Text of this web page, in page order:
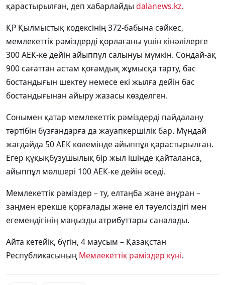
қарастырылған, деп хабарлайды dalanews.kz.
ҚР Қылмыстық кодексінің 372-бабына сәйкес,
мемлекеттік рәміздерді қорлағаны үшін кінәлілерге
300 АЕК-ке дейін айыппұл салынуы мүмкін. Сондай-ақ
900 сағаттан астам қоғамдық жұмысқа тарту, бас
бостандығын шектеу немесе екі жылға дейін бас
бостандығынан айыру жазасы көзделген.
Сонымен қатар мемлекеттік рәміздерді пайдалану
тәртібін бұзғандарға да жауапкершілік бар. Мұндай
жағдайда 50 АЕК көлемінде айыппұл қарастырылған.
Егер құқықбұзушылық бір жыл ішінде қайталанса,
айыппұл мөлшері 100 АЕК-ке дейін өседі.
Мемлекеттік рәміздер – ту, елтаңба және әнұран –
заңмен ерекше қорғалады және ел тәуелсіздігі мен
егемендігінің маңызды атрибуттары саналады.
Айта кетейік, бүгін, 4 маусым – Қазақстан
Республикасының Мемлекеттік рәміздер күні.